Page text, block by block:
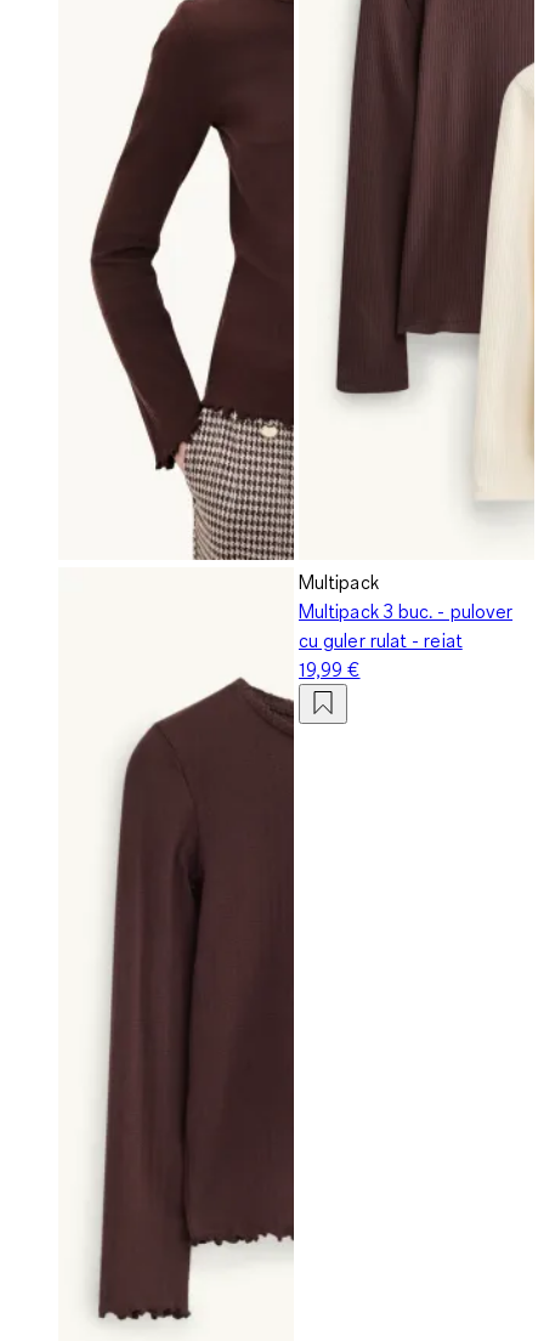
Multipack
Multipack 3 buc. - pulover
cu guler rulat - reiat
19,99 €